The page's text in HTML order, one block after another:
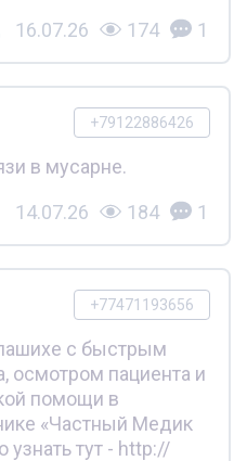
16.07.26 174 1
+79122886426
в мусарне.
14.07.26 184 1
+77471193656
с быстрым
осмотром пациента и
помощи в
«Частный Медик
тут - http://